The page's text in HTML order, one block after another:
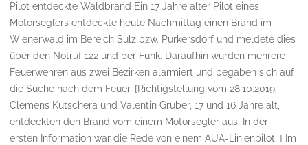
Pilot entdeckte Waldbrand Ein 17 Jahre alter Pilot eines
Motorseglers entdeckte heute Nachmittag einen Brand im
Wienerwald im Bereich Sulz bzw. Purkersdorf und meldete dies
über den Notruf 122 und per Funk. Daraufhin wurden mehrere
Feuerwehren aus zwei Bezirken alarmiert und begaben sich auf
die Suche nach dem Feuer. [Richtigstellung vom 28.10.2019:
Clemens Kutschera und Valentin Gruber, 17 und 16 Jahre alt,
entdeckten den Brand vom einem Motorsegler aus. In der
ersten Information war die Rede von einem AUA-Linienpilot. ] Im